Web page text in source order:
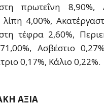
πρωτεΐνη 8,90%,
λίπη 4,00%,
τέφρα 2,60%,
Ασβέστιο
0,17%, Κάλιο 0,22%.
ΑΞΙΑ